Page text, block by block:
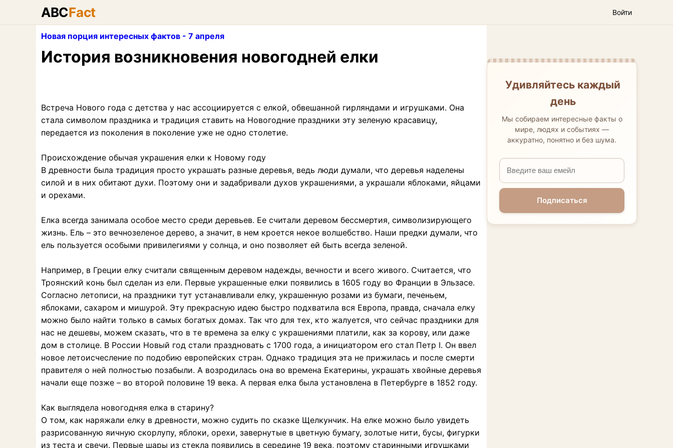
ABCFact Войти
Новая порция интересных фактов - 7 апреля
История возникновения новогодней елки
Встреча Нового года с детства у нас ассоциируется с елкой, обвешанной гирляндами и игрушками. Она
стала символом праздника и традиция ставить на Новогодние праздники эту зеленую красавицу,
передается из поколения в поколение уже не одно столетие.
Происхождение обычая украшения елки к Новому году
В древности была традиция просто украшать разные деревья, ведь люди думали, что деревья наделены
силой и в них обитают духи. Поэтому они и задабривали духов украшениями, а украшали яблоками, яйцами
и орехами.
Елка всегда занимала особое место среди деревьев. Ее считали деревом бессмертия, символизирующего
жизнь. Ель – это вечнозеленое дерево, а значит, в нем кроется некое волшебство. Наши предки думали, что
ель пользуется особыми привилегиями у солнца, и оно позволяет ей быть всегда зеленой.
Например, в Греции елку считали священным деревом надежды, вечности и всего живого. Считается, что
Троянский конь был сделан из ели. Первые украшенные елки появились в 1605 году во Франции в Эльзасе.
Согласно летописи, на праздники тут устанавливали елку, украшенную розами из бумаги, печеньем,
яблоками, сахаром и мишурой. Эту прекрасную идею быстро подхватила вся Европа, правда, сначала елку
можно было найти только в самых богатых домах. Так что для тех, кто жалуется, что сейчас праздники для
нас не дешевы, можем сказать, что в те времена за елку с украшениями платили, как за корову, или даже
дом в столице. В России Новый год стали праздновать с 1700 года, а инициатором его стал Петр I. Он ввел
новое летоисчесление по подобию европейских стран. Однако традиция эта не прижилась и после смерти
правителя о ней полностью позабыли. А возродилась она во времена Екатерины, украшать хвойные деревья
начали еще позже – во второй половине 19 века. А первая елка была установлена в Петербурге в 1852 году.
Как выглядела новогодняя елка в старину?
О том, как наряжали елку в древности, можно судить по сказке Щелкунчик. На елке можно было увидеть
разрисованную яичную скорлупу, яблоки, орехи, завернутые в цветную бумагу, золотые нити, бусы, фигурки
из теста и свечи. Первые шары из стекла появились в середине 19 века, поэтому старинными игрушками
Удивляйтесь каждый
день
Мы собираем интересные факты о
мире, людях и событиях —
аккуратно, понятно и без шума.
Подписаться